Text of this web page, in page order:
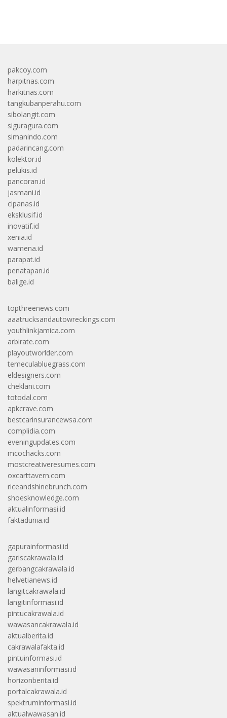
pakcoy.com
harpitnas.com
harkitnas.com
tangkubanperahu.com
sibolangit.com
siguragura.com
simanindo.com
padarincang.com
kolektor.id
pelukis.id
pancoran.id
jasmani.id
cipanas.id
eksklusif.id
inovatif.id
xenia.id
wamena.id
parapat.id
penatapan.id
balige.id
topthreenews.com
aaatrucksandautowreckings.com
youthlinkjamica.com
arbirate.com
playoutworlder.com
temeculabluegrass.com
eldesigners.com
cheklani.com
totodal.com
apkcrave.com
bestcarinsurancewsa.com
complidia.com
eveningupdates.com
mcochacks.com
mostcreativeresumes.com
oxcarttavern.com
riceandshinebrunch.com
shoesknowledge.com
aktualinformasi.id
faktadunia.id
gapurainformasi.id
gariscakrawala.id
gerbangcakrawala.id
helvetianews.id
langitcakrawala.id
langitinformasi.id
pintucakrawala.id
wawasancakrawala.id
aktualberita.id
cakrawalafakta.id
pintuinformasi.id
wawasaninformasi.id
horizonberita.id
portalcakrawala.id
spektruminformasi.id
aktualwawasan.id